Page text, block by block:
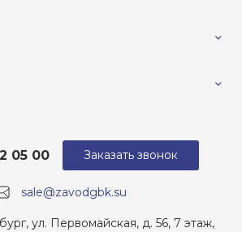
sale@zavodgbk.su
05 00
ул. Первомайская, д. 56, 7 этаж,
Заказать звонок